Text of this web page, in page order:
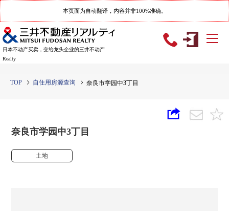
本页面为自动翻译，内容并非100%准确。
日本不动产买卖，交给龙头企业的三井不动产
Realty
TOP 自住用房源查询 奈良市学园中3丁目
奈良市学园中3丁目
土地